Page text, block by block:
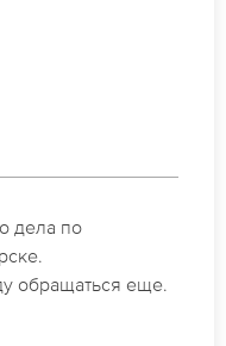
татуаж на свадьбу
было сделано.